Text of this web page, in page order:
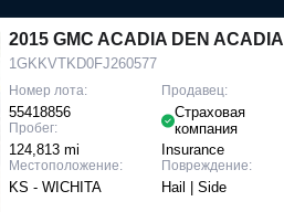
2015 GMC ACADIA DEN ACADIA
1GKKVTKD0FJ260577
Номер лота:
55418856
Пробег:
124,813 mi
Местоположение:
KS - WICHITA
Продавец:
Страховая
компания
Insurance
Повреждение:
Hail | Side